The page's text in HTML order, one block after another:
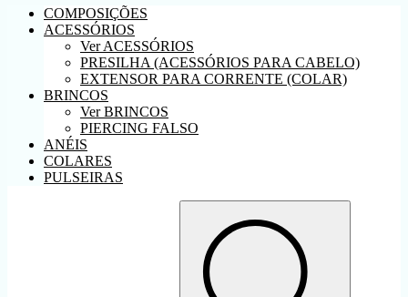
COMPOSIÇÕES
ACESSÓRIOS
Ver ACESSÓRIOS
PRESILHA (ACESSÓRIOS PARA CABELO)
EXTENSOR PARA CORRENTE (COLAR)
BRINCOS
Ver BRINCOS
PIERCING FALSO
ANÉIS
COLARES
PULSEIRAS